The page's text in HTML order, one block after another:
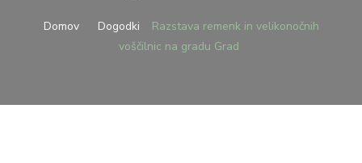
Domov Dogodki
Razstava remenk in velikonočnih
voščilnic na gradu Grad